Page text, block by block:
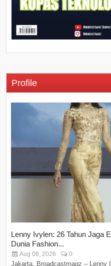
Profile
Lenny Ivylen: 26 Tahun Jaga
Dunia Fashion...
Aug 08, 2026 0
Jakarta, Broadcastmagz – Lenny